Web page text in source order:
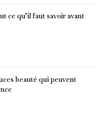
ce qu’il faut savoir avant
beauté qui peuvent